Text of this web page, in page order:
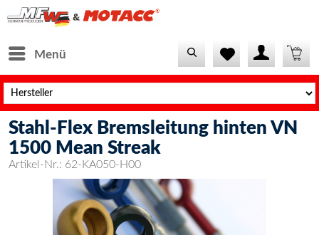
Menü
Stahl-Flex Bremsleitung hinten VN
1500 Mean Streak
Artikel-Nr.: 62-KA050-H00